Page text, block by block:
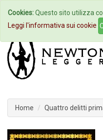
Home
Home Quattro delitti
Cookies:Questo sito utilizza
Leggi l'informativa sui cookie